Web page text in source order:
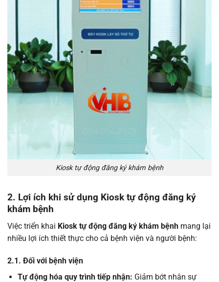
Kiosk tự động đăng ký khám bệnh
2. Lợi ích khi sử dụng Kiosk tự động đăng ký
khám bệnh
Việc triển khai Kiosk tự động đăng ký khám bệnh mang lại
nhiều lợi ích thiết thực cho cả bệnh viện và người bệnh:
2.1. Đối với bệnh viện
Tự động hóa quy trình tiếp nhận: Giảm bớt nhân sự